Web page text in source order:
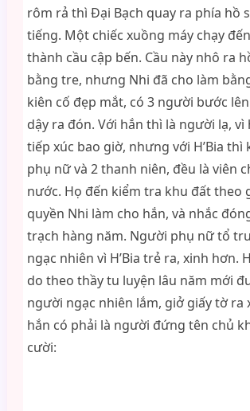
rôm rả thì Đại Bạch quay ra phía hồ
tiếng. Một chiếc xuồng máy chạy
thành cầu cập bến. Cầu này nhô ra
bằng tre, nhưng Nhi đã cho làm
kiên cố đẹp mắt, có 3 người bước
dậy ra đón. Với hắn thì là người lạ, vì
tiếp xúc bao giờ, nhưng với H’Bia thì
phụ nữ và 2 thanh niên, đều là viên
nước. Họ đến kiểm tra khu đất theo
quyền Nhi làm cho hắn, và nhắc
trạch hàng năm. Người phụ nữ tổ
ngạc nhiên vì H’Bia trẻ ra, xinh hơn.
do theo thầy tu luyện lâu năm mới
người ngạc nhiên lắm, giở giấy tờ ra
hắn có phải là người đứng tên chủ
cười: